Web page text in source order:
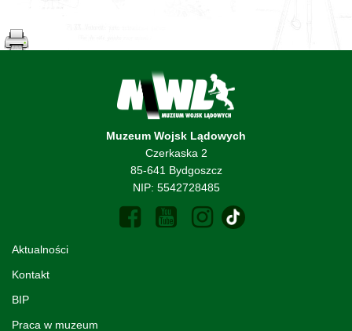
Muzeum Wojsk Lądowych
Czerkaska 2
85-641 Bydgoszcz
NIP: 5542728485
Aktualności
Kontakt
BIP
Praca w muzeum